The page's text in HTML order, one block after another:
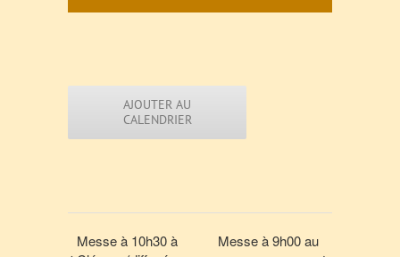
AJOUTER AU
CALENDRIER
Messe à 10h30 à
Messe à 9h00 au